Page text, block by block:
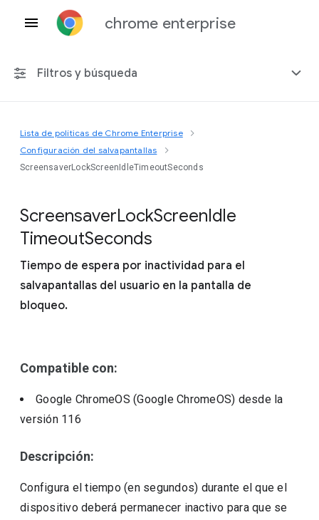
chrome enterprise
Filtros y búsqueda
Cualquier plataforma
Chrome 151
Lista de políticas de Chrome Enterprise
Configuración del salvapantallas
ScreensaverLockScreenIdleTimeoutSeconds
ScreensaverLockScreenIdle
TimeoutSeconds
Tiempo de espera por inactividad para el
salvapantallas del usuario en la pantalla de
bloqueo.
Compatible con:
Google ChromeOS (Google ChromeOS) desde la
versión 116
Descripción:
Configura el tiempo (en segundos) durante el que el
dispositivo deberá permanecer inactivo para que se